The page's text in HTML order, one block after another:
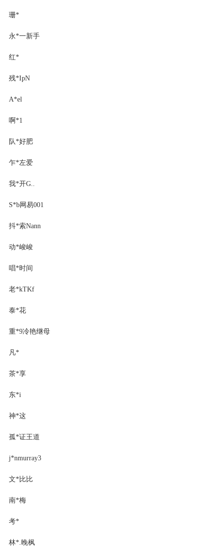
珊*
永*一新手
红*
残*IpN
A*el
啊*1
队*好肥
乍*左爱
我*开G..
S*b网易001
抖*索Nann
动*峻峻
唱*时间
老*kTKf
泰*花
重*9冷艳继母
凡*
茶*享
东*i
神*这
孤*证王道
j*nmurray3
文*比比
南*梅
考*
林*.晚枫